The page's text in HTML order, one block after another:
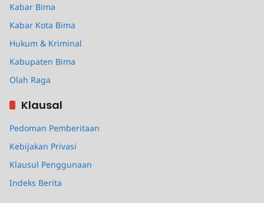
Kabar Bima
Kabar Kota Bima
Hukum & Kriminal
Kabupaten Bima
Olah Raga
Klausal
Pedoman Pemberitaan
Kebijakan Privasi
Klausul Penggunaan
Indeks Berita